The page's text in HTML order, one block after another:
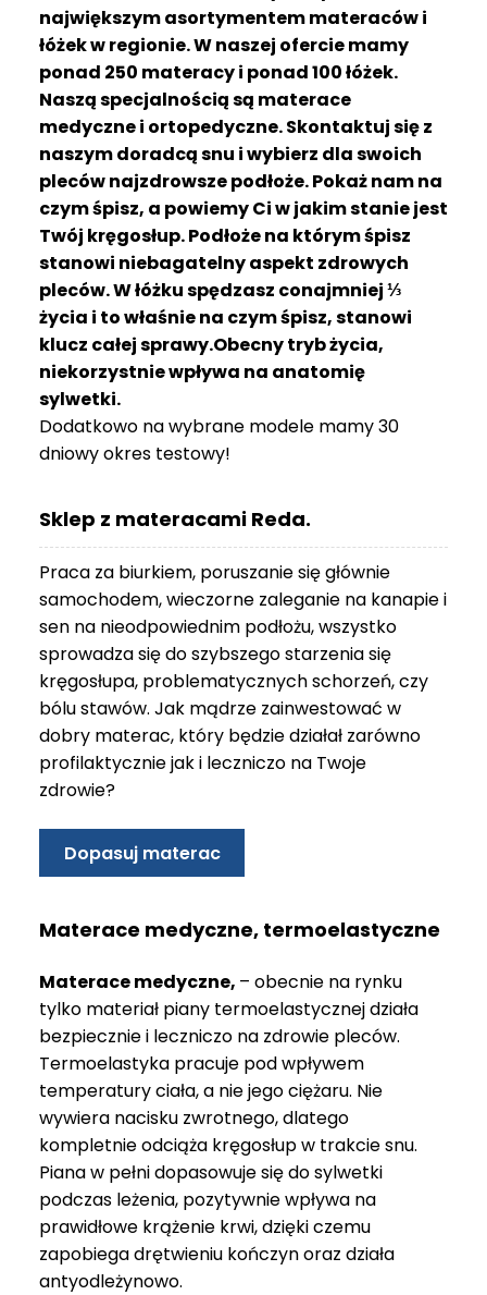
największym asortymentem materaców i
łóżek w regionie. W naszej ofercie mamy
ponad 250 materacy i ponad 100 łóżek.
Naszą specjalnością są materace
medyczne i ortopedyczne. Skontaktuj się z
naszym doradcą snu i wybierz dla swoich
pleców najzdrowsze podłoże. Pokaż nam na
czym śpisz, a powiemy Ci w jakim stanie jest
Twój kręgosłup. Podłoże na którym śpisz
stanowi niebagatelny aspekt zdrowych
pleców. W łóżku spędzasz conajmniej ⅓
życia i to właśnie na czym śpisz, stanowi
klucz całej sprawy.Obecny tryb życia,
niekorzystnie wpływa na anatomię
sylwetki.
Dodatkowo na wybrane modele mamy 30
dniowy okres testowy!
Sklep z materacami Reda.
Praca za biurkiem, poruszanie się głównie
samochodem, wieczorne zaleganie na kanapie i
sen na nieodpowiednim podłożu, wszystko
sprowadza się do szybszego starzenia się
kręgosłupa, problematycznych schorzeń, czy
bólu stawów. Jak mądrze zainwestować w
dobry materac, który będzie działał zarówno
profilaktycznie jak i leczniczo na Twoje
zdrowie?
Dopasuj materac
Materace medyczne, termoelastyczne
Materace medyczne, – obecnie na rynku
tylko materiał piany termoelastycznej działa
bezpiecznie i leczniczo na zdrowie pleców.
Termoelastyka pracuje pod wpływem
temperatury ciała, a nie jego ciężaru. Nie
wywiera nacisku zwrotnego, dlatego
kompletnie odciąża kręgosłup w trakcie snu.
Piana w pełni dopasowuje się do sylwetki
podczas leżenia, pozytywnie wpływa na
prawidłowe krążenie krwi, dzięki czemu
zapobiega drętwieniu kończyn oraz działa
antyodleżynowo.